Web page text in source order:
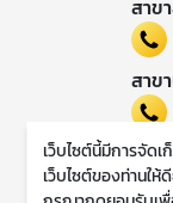
สาข
สาข
เว็บไซต์นี้มีการจัด
เว็บไซต์ของท่านใ